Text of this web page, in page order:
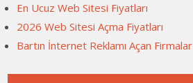
En Ucuz Web Sitesi Fiyatları
2026 Web Sitesi Açma Fiyatları
Bartın İnternet Reklamı Açan Firmalar